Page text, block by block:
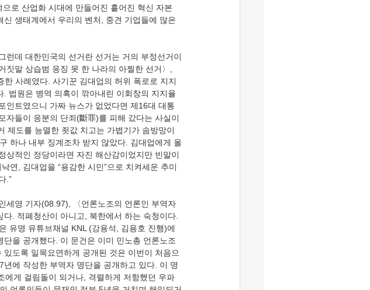
로 산업화 시대에 만들어진 흩어진 혁신 자본
생태계에서 우리의 벤처, 중견 기업들에 많은
말 상습범 응징 못 한 나라의 아찔한 선거〉,
사례였다. 사기꾼 김대업의 허위 폭로로 지지
법원은 병역 의혹이 깎아내린 이회창의 지지율
인트였으니 가짜 뉴스가 없었다면 제16대 대통
자들이 응분의 단죄(斷罪)를 피해 갔다는 사실이
제도를 능멸한 죗값 치고는 가볍기가 솜방망이
하나 내부 징계조차 받지 않았다. 김대업에게 올
상적인 정당이라면 자진 해산감이었지만 빈말이
연, 김대업을 “용감한 시민”으로 치켜세운 추미
.”
. 적폐청산이 아니고, 북한에서 하는 숙청이다.
유명 유튜브채널 KNL (강용석, 김용호 진행)에
을 공개했다. 이 문건은 이미 민노총 언론노조
도록 일목요연하게 공개된 것은 이번이 처음으
에 작성한 부역자 명단을 공개하고 있다. 이 명
에게 걸림돌이 되거나, 격렬하게 저항했던 우파